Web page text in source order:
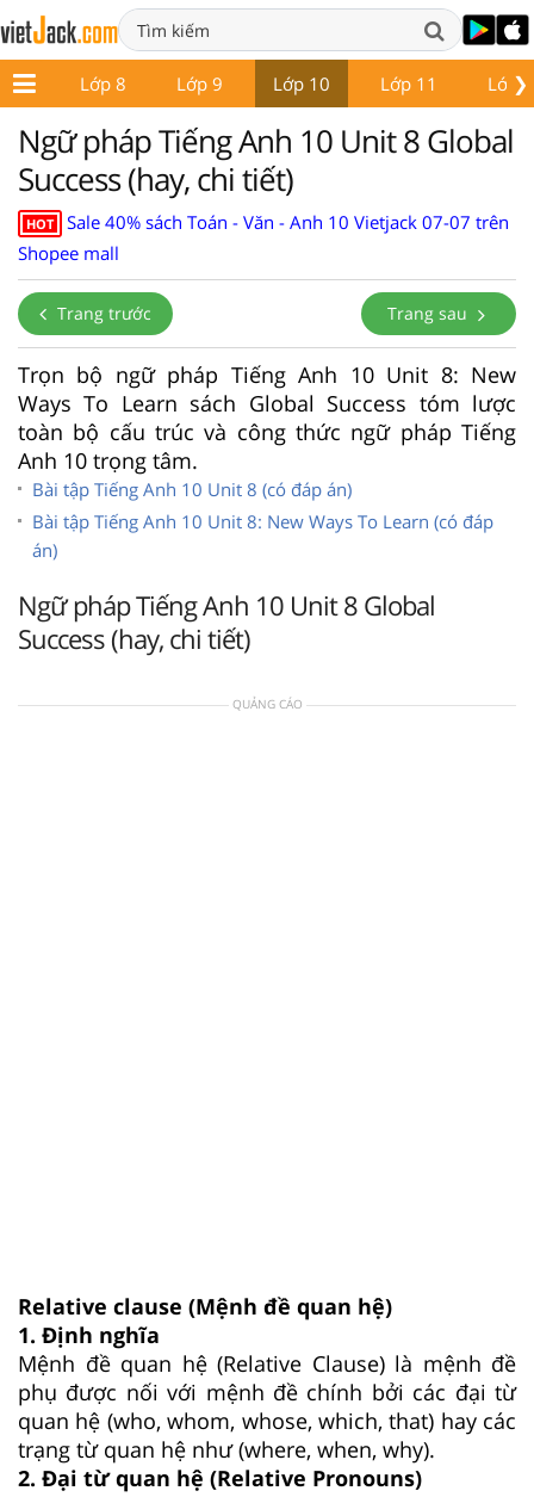
❯
7 Lớp 8 Lớp 9 Lớp 10 Lớp 11 Lớp
Ngữ pháp Tiếng Anh 10 Unit 8 Global
Success (hay, chi tiết)
HOT
Sale 40% sách Toán - Văn - Anh 10 Vietjack 07-07 trên
Shopee mall
Trang trước Trang sau
Trọn bộ ngữ pháp Tiếng Anh 10 Unit 8: New
Ways To Learn sách Global Success tóm lược
toàn bộ cấu trúc và công thức ngữ pháp Tiếng
Anh 10 trọng tâm.
Bài tập Tiếng Anh 10 Unit 8 (có đáp án)
Bài tập Tiếng Anh 10 Unit 8: New Ways To Learn (có đáp
án)
Ngữ pháp Tiếng Anh 10 Unit 8 Global
Success (hay, chi tiết)
QUẢNG CÁO
Relative clause (Mệnh đề quan hệ)
1. Định nghĩa
Mệnh đề quan hệ (Relative Clause) là mệnh đề
phụ được nối với mệnh đề chính bởi các đại từ
quan hệ (who, whom, whose, which, that) hay các
trạng từ quan hệ như (where, when, why).
2. Đại từ quan hệ (Relative Pronouns)